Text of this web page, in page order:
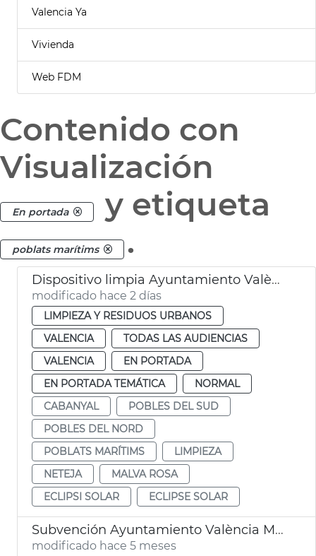
Valencia Ya
Vivienda
Web FDM
Contenido con
Visualización
En portada y etiqueta
poblats marítims .
Dispositivo limpia Ayuntamiento València eclipse solar
modificado hace 2 días
LIMPIEZA Y RESIDUOS URBANOS
VALENCIA
TODAS LAS AUDIENCIAS
VALENCIA
EN PORTADA
EN PORTADA TEMÁTICA
NORMAL
CABANYAL
POBLES DEL SUD
POBLES DEL NORD
POBLATS MARÍTIMS
LIMPIEZA
NETEJA
MALVA ROSA
ECLIPSI SOLAR
ECLIPSE SOLAR
Subvención Ayuntamiento València Moros y Cristianos Marítimo
modificado hace 5 meses